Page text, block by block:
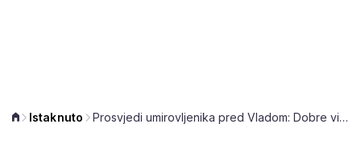
Istaknuto Prosvjedi umirovljenika pred Vladom: Dobre vijesti za oko 12.000 umirovljenika